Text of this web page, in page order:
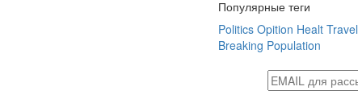
Популярные теги
Politics Opition Healt Travel
Breaking Population